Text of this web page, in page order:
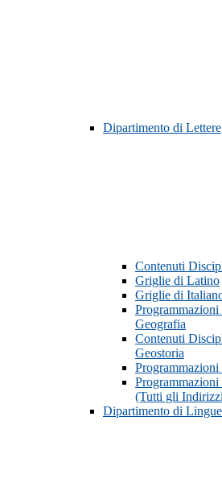
Dipartimento di Lettere
Contenuti
Griglie di Latino
Griglie di
Geografia
Contenuti
Geostoria
(Tutti gli
Dipartimento di